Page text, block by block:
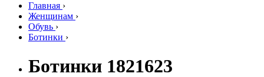
Главная ›
Женщинам ›
Обувь ›
Ботинки ›
Ботинки 1821623